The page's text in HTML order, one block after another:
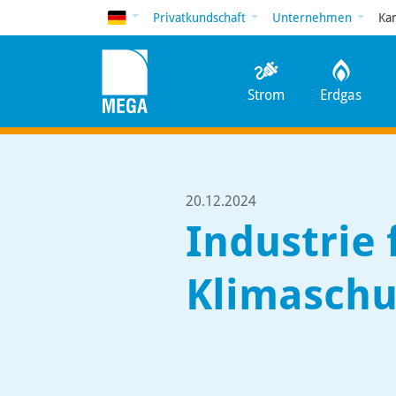
DeutschPrivatkundschaft Unternehmen
Strom Erdgas
20.12.2024
Industrie